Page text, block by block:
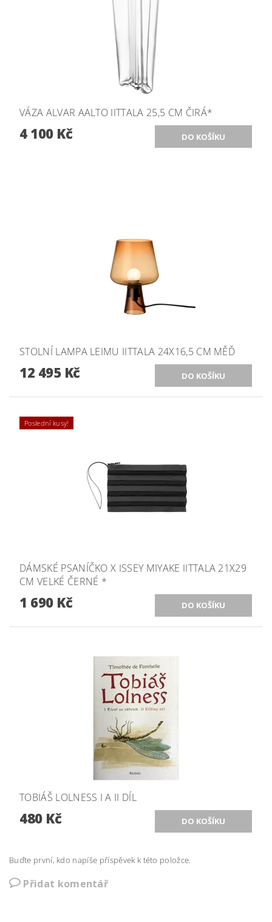
VÁZA ALVAR AALTO IITTALA 25,5 CM ČIRÁ*
4 100 Kč
STOLNÍ LAMPA LEIMU IITTALA 24X16,5 CM MĚĎ
12 495 Kč
Poslední kusy!
DÁMSKÉ PSANÍČKO X ISSEY MIYAKE IITTALA 21X29
CM VELKÉ ČERNÉ *
1 690 Kč
TOBIÁŠ LOLNESS I A II DÍL
480 Kč
Buďte první, kdo napíše příspěvek k této položce.
Přidat komentář